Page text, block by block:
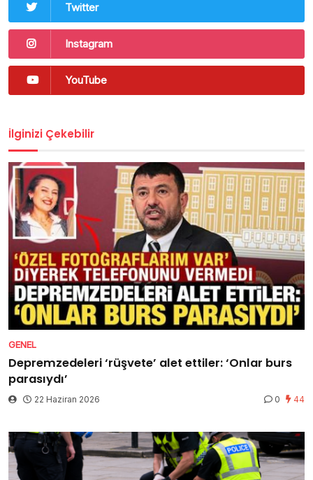
Twitter
Instagram
YouTube
İlginizi Çekebilir
GENEL
Depremzedeleri ‘rüşvete’ alet ettiler: ‘Onlar burs
parasıydı’
22 Haziran 2026 0 44